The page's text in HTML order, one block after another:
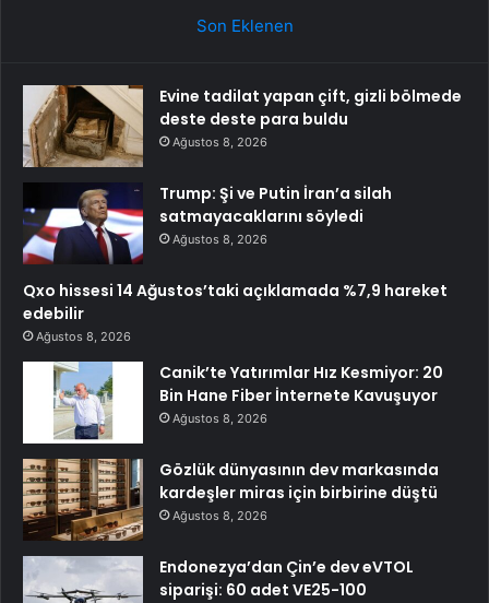
Son Eklenen
Evine tadilat yapan çift, gizli bölmede
deste deste para buldu
Ağustos 8, 2026
Trump: Şi ve Putin İran’a silah
satmayacaklarını söyledi
Ağustos 8, 2026
Qxo hissesi 14 Ağustos’taki açıklamada %7,9 hareket
edebilir
Ağustos 8, 2026
Canik’te Yatırımlar Hız Kesmiyor: 20
Bin Hane Fiber İnternete Kavuşuyor
Ağustos 8, 2026
Gözlük dünyasının dev markasında
kardeşler miras için birbirine düştü
Ağustos 8, 2026
Endonezya’dan Çin’e dev eVTOL
siparişi: 60 adet VE25-100